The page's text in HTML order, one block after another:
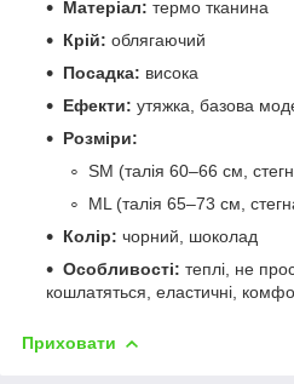
Матеріал: термо тканина
Крій: облягаючий
Посадка: висока
Ефекти: утяжка, базова
Розміри:
SM (талія 60–66 см,
ML (талія 65–73 см,
Колір: чорний, шоколад
Особливості: теплі, не
кошлатяться, еластичні,
Приховати